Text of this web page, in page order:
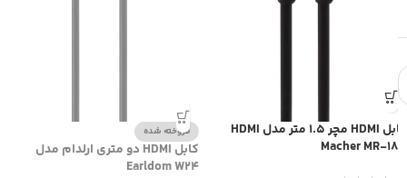
کابل HDMI مچر 1.5 متر مدل HDMI
Macher MR-185
فروخته شده
کابل HDMI دو متری ارلدام مدل
Earldom W24